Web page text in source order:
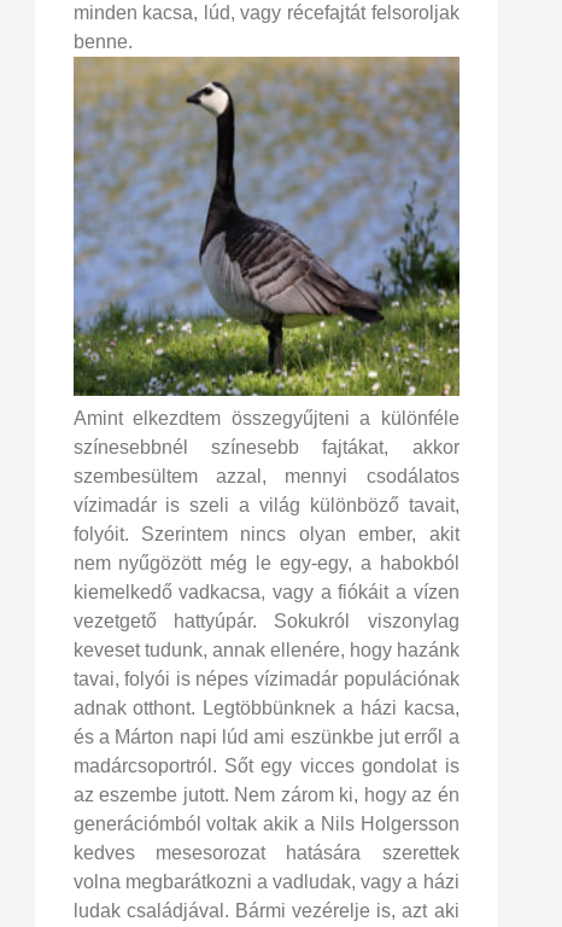
minden kacsa, lúd, vagy récefajtát felsoroljak
benne.
Amint elkezdtem összegyűjteni a különféle
színesebbnél színesebb fajtákat, akkor
szembesültem azzal, mennyi csodálatos
vízimadár is szeli a világ különböző tavait,
folyóit. Szerintem nincs olyan ember, akit
nem nyűgözött még le egy-egy, a habokból
kiemelkedő vadkacsa, vagy a fiókáit a vízen
vezetgető hattyúpár. Sokukról viszonylag
keveset tudunk, annak ellenére, hogy hazánk
tavai, folyói is népes vízimadár populációnak
adnak otthont. Legtöbbünknek a házi kacsa,
és a Márton napi lúd ami eszünkbe jut erről a
madárcsoportról. Sőt egy vicces gondolat is
az eszembe jutott. Nem zárom ki, hogy az én
generációmból voltak akik a Nils Holgersson
kedves mesesorozat hatására szerettek
volna megbarátkozni a vadludak, vagy a házi
ludak családjával. Bármi vezérelje is, azt aki